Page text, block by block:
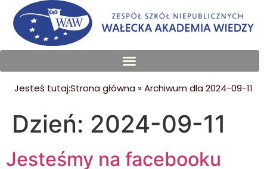
treści
Jesteś tutaj:Strona główna »Archiwum dla 2024-09-11
Dzień: 2024-09-11
Jesteśmy na facebooku